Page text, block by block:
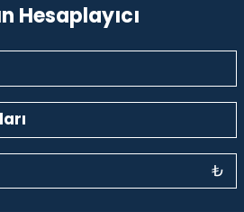
Hesaplayıcı
₺